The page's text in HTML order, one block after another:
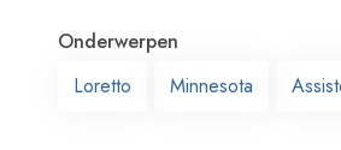
Onderwerpen
Loretto
Minnesota